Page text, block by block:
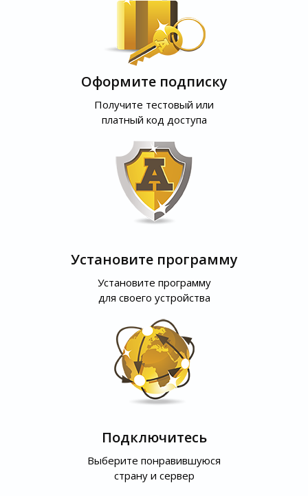
Оформите подписку
Получите тестовый или
платный код доступа
Установите программу
Установите программу
для своего устройства
Подключитесь
Выберите понравившуюся
страну и сервер